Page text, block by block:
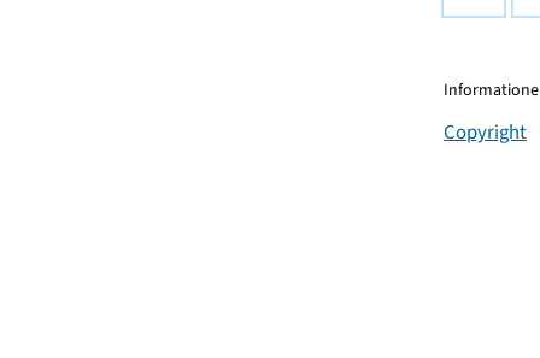
Copyright